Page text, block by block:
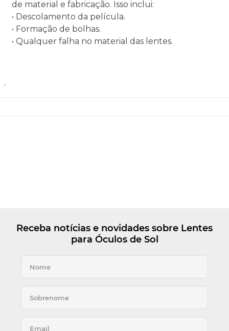
de material e fabricação. Isso inclui:
• Descolamento da película.
• Formação de bolhas.
• Qualquer falha no material das lentes.
.
Receba notícias e novidades sobre Lentes
para Óculos de Sol